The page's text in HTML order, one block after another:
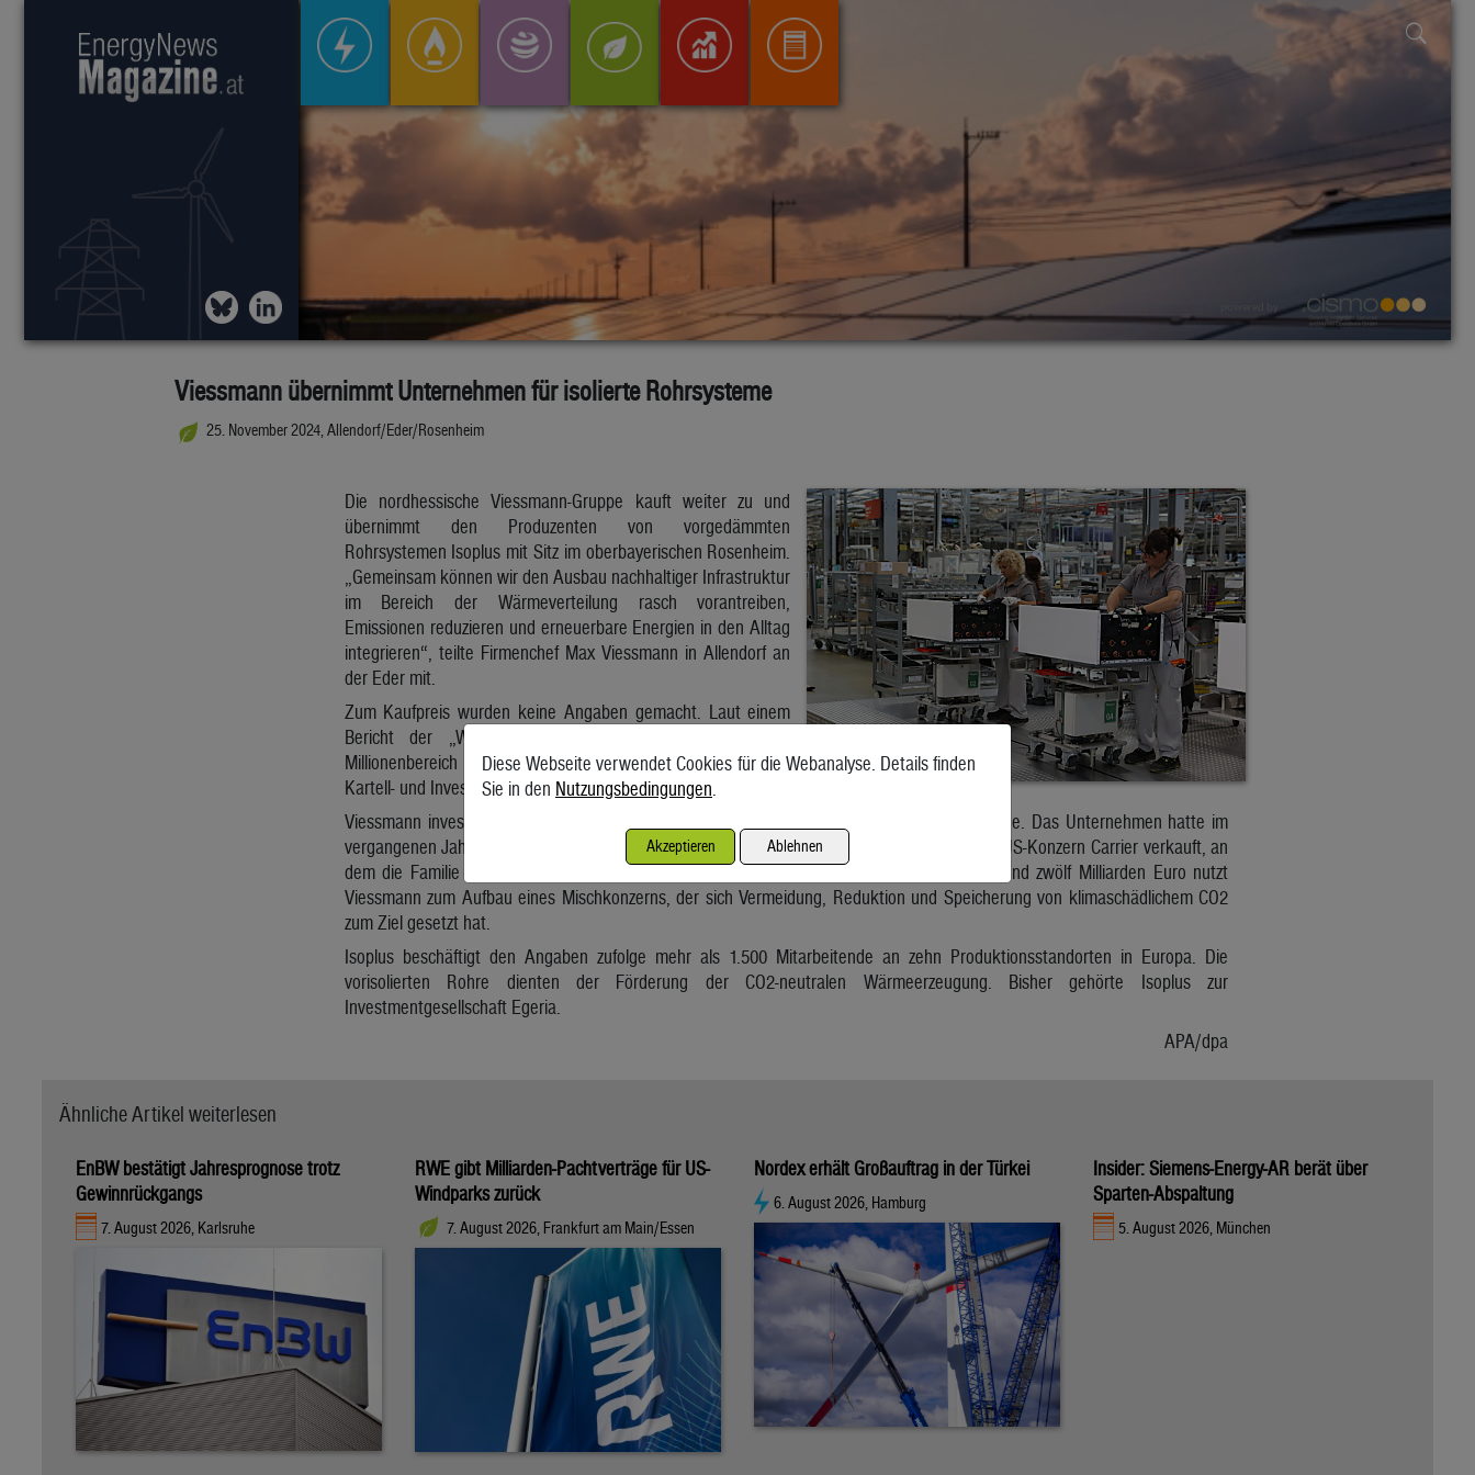
Viessmann übernimmt Unternehmen für isolierte Rohrsysteme
25. November 2024, Allendorf/Eder/Rosenheim
Die nordhessische Viessmann-Gruppe kauft weiter zu und
übernimmt den Produzenten von vorgedämmten
Rohrsystemen Isoplus mit Sitz im oberbayerischen Rosenheim.
„Gemeinsam können wir den Ausbau nachhaltiger Infrastruktur
im Bereich der Wärmeverteilung rasch vorantreiben,
Emissionen reduzieren und erneuerbare Energien in den Alltag
integrieren“, teilte Firmenchef Max Viessmann in Allendorf an
der Eder mit.
Zum Kaufpreis wurden keine Angaben gemacht. Laut einem
Bericht der „Wirtschaftswoche“ soll er im dreistelligen
Millionenbereich liegen. Der Übernahme müssen noch die
Kartell- und Investitionskontrollbehörden zustimmen.
Viessmann investiert schon seit längerem mit Firmenübernahmen gezielt in die Energiewende. Das Unternehmen hatte im
vergangenen Jahr sein Kerngeschäft mit Heizungen und Wärmepumpen größtenteils an den US-Konzern Carrier verkauft, an
dem die Familie nun noch einen Minderheitsanteil hält. Den Erlös aus dem Verkauf von rund zwölf Milliarden Euro nutzt
Viessmann zum Aufbau eines Mischkonzerns, der sich Vermeidung, Reduktion und Speicherung von klimaschädlichem CO2
zum Ziel gesetzt hat.
Isoplus beschäftigt den Angaben zufolge mehr als 1.500 Mitarbeitende an zehn Produktionsstandorten in Europa. Die
vorisolierten Rohre dienten der Förderung der CO2-neutralen Wärmeerzeugung. Bisher gehörte Isoplus zur
Investmentgesellschaft Egeria.
APA/dpa
Ähnliche Artikel weiterlesen
EnBW bestätigt Jahresprognose trotz
Gewinnrückgangs
7. August 2026, Karlsruhe
RWE gibt Milliarden-Pachtverträge für US-
Windparks zurück
7. August 2026, Frankfurt am Main/Essen
Nordex erhält Großauftrag in der Türkei
6. August 2026, Hamburg
Insider: Siemens-Energy-AR berät über
Sparten-Abspaltung
5. August 2026, München
Diese Webseite verwendet Cookies für die Webanalyse. Details finden
Sie in den Nutzungsbedingungen.
Akzeptieren Ablehnen